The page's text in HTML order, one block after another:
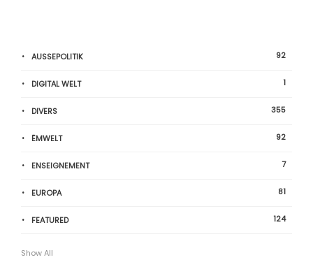
AUSSEPOLITIK 92
DIGITAL WELT 1
DIVERS 355
ËMWELT 92
ENSEIGNEMENT 7
EUROPA 81
FEATURED 124
Show All